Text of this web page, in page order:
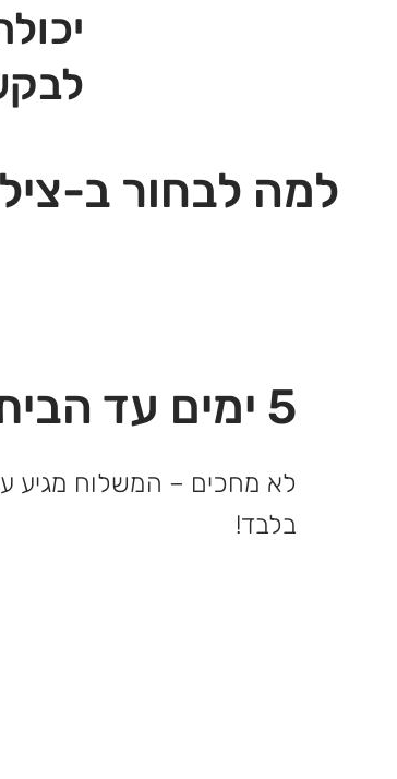
למה לבחור ב-
5 ימים עד הבית
בלבד!